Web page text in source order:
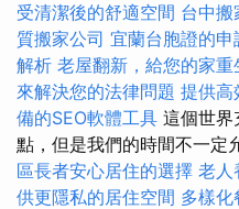
受清潔後的舒適空間 台中
質搬家公司 宜蘭台胞證的申
解析 老屋翻新，給您的家重
來解決您的法律問題 提供高
備的SEO軟體工具 這個世界
點，但是我們的時間不一定
區長者安心居住的選擇 老人
供更隱私的居住空間 多樣化